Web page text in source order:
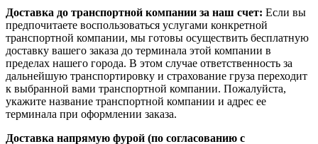
Доставка до транспортной компании за наш счет: Если вы
предпочитаете воспользоваться услугами конкретной
транспортной компании, мы готовы осуществить бесплатную
доставку вашего заказа до терминала этой компании в
пределах нашего города. В этом случае ответственность за
дальнейшую транспортировку и страхование груза переходит
к выбранной вами транспортной компании. Пожалуйста,
укажите название транспортной компании и адрес ее
терминала при оформлении заказа.
Доставка напрямую фурой (по согласованию с